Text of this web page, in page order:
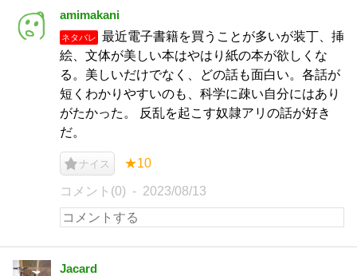
amimakani
ネタバレ
最近電子書籍を買うことが多いが装丁、挿
絵、文体が美しい本はやはり紙の本が欲しくな
る。美しいだけでなく、どの話も面白い。各話が
短くわかりやすいのも、科学に疎い自分にはあり
がたかった。 反乱を起こす奴隷アリの話が好き
だ。
ナイス ★10
コメント(0) 2023/08/13
Jacard